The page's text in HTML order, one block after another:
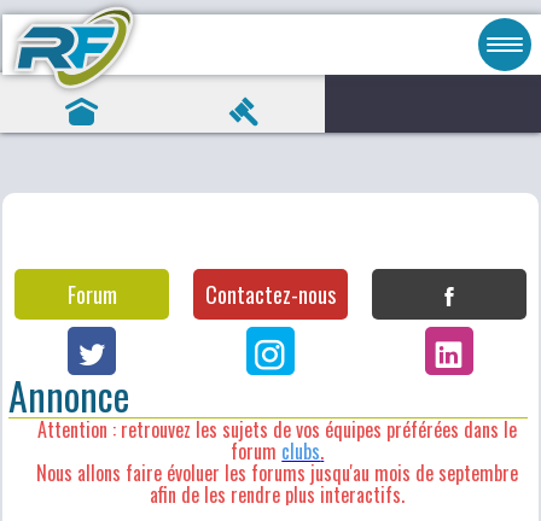
Forum Contactez-nous
Annonce
Attention : retrouvez les sujets de vos équipes préférées dans le
forum clubs.
Nous allons faire évoluer les forums jusqu'au mois de septembre
afin de les rendre plus interactifs.